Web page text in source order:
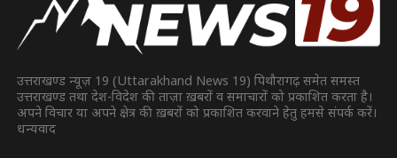
उत्तराखण्ड न्यूज़ 19 (Uttarakhand News 19) पिथौरागढ़ समेत समस्त
उत्तराखण्ड तथा देश-विदेश की ताज़ा ख़बरों व समाचारों को प्रकाशित करता है।
अपने विचार या अपने क्षेत्र की ख़बरों को प्रकाशित करवाने हेतु हमसे संपर्क करें।
धन्यवाद